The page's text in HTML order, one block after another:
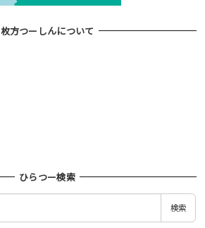
枚方つーしんについて
ひらつー検索
検索